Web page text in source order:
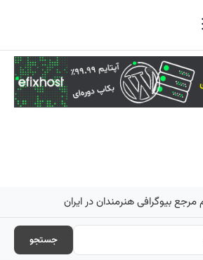
مرجع بیوگرافی هنرمندان در ایران
جستجو